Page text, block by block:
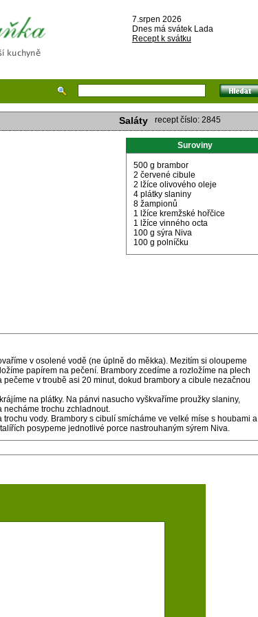
7.srpen 2026
Dnes má svátek Lada
Recept k svátku
Saláty recept číslo: 2845
Suroviny
500 g brambor
2 červené cibule
2 lžíce olivového oleje
4 plátky slaniny
8 žampionů
1 lžíce kremžské hořčice
1 lžíce vinného octa
100 g sýra Niva
100 g polníčku
v osolené vodě (ne úplně do měkka). Mezitím si oloupeme
papírem na pečení. Brambory zcedíme a rozložíme na plech
v troubě asi 20 minut, dokud brambory a cibule nezačnou
na plátky. Na pánvi nasucho vyškvaříme proužky slaniny,
necháme trochu zchladnout.
vody. Brambory s cibulí smícháme ve velké míse s houbami a
posypeme jednotlivé porce nastrouhaným sýrem Niva.